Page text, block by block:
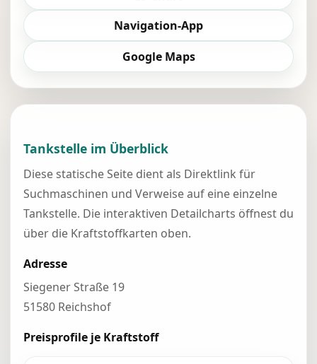
Navigation-App
Google Maps
Tankstelle im Überblick
Diese statische Seite dient als Direktlink für
Suchmaschinen und Verweise auf eine einzelne
Tankstelle. Die interaktiven Detailcharts öffnest du
über die Kraftstoffkarten oben.
Adresse
Siegener Straße 19
51580 Reichshof
Preisprofile je Kraftstoff